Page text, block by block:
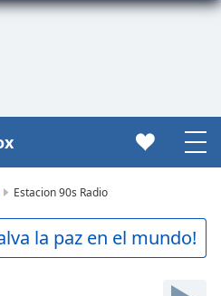
Estacion 90s Radio
la paz en el mundo!